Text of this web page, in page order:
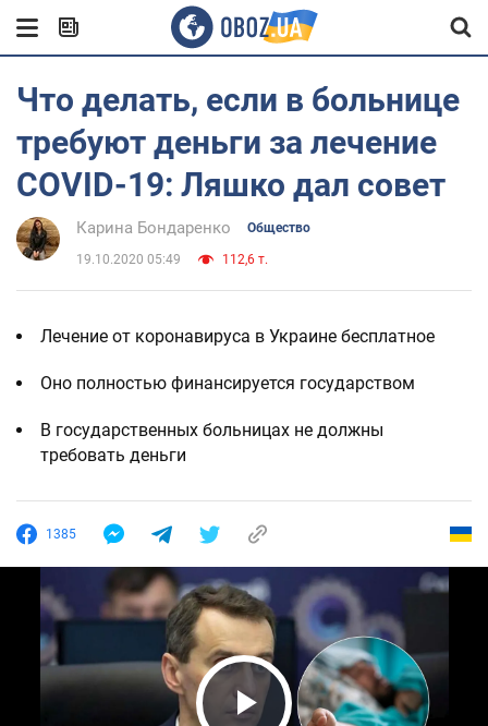
Что делать, если в больнице
требуют деньги за лечение
COVID-19: Ляшко дал совет
Карина Бондаренко Общество
19.10.2020 05:49 112,6 т.
Лечение от коронавируса в Украине бесплатное
Оно полностью финансируется государством
В государственных больницах не должны
требовать деньги
1385